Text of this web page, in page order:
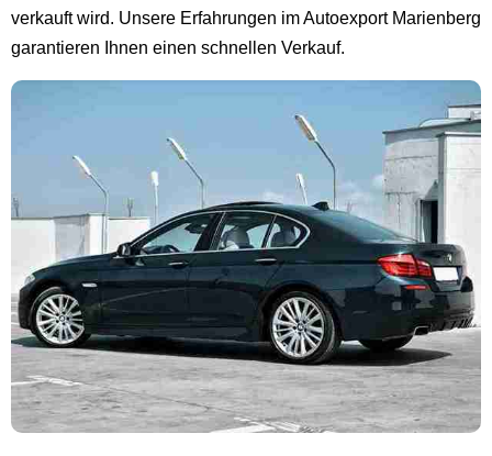
verkauft wird. Unsere Erfahrungen im Autoexport Marienberg
garantieren Ihnen einen schnellen Verkauf.